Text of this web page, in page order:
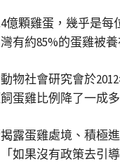
億顆雞蛋，幾乎是
有約85%的蛋雞被
物社會研究會於
蛋雞比例降了一成
露蛋雞處境、積極
如果沒有政策去引